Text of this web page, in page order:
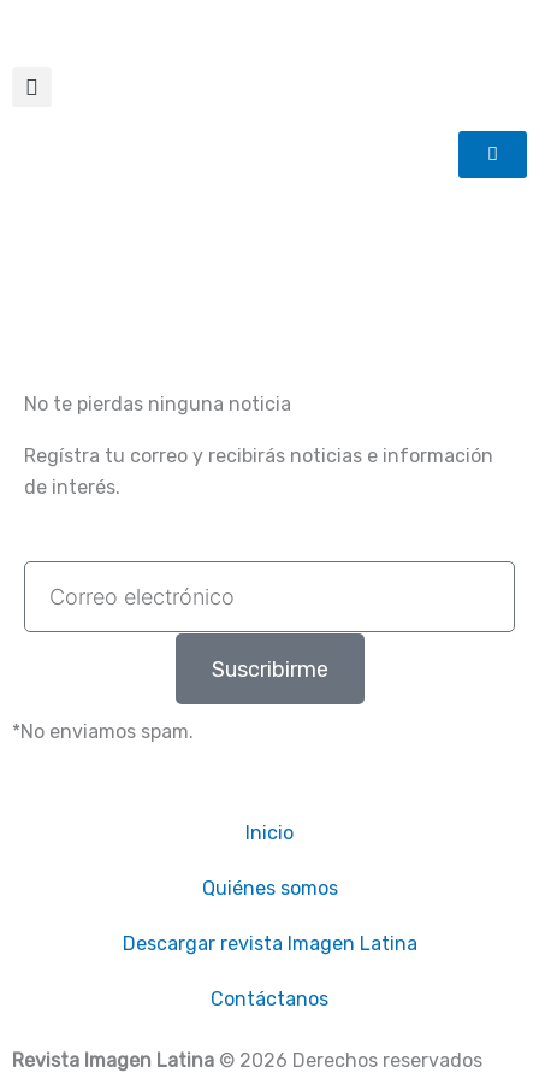
contenido
No te pierdas ninguna noticia
Regístra tu correo y recibirás noticias e información
de interés.
electrónico
Suscribirme
*No enviamos spam.
Inicio
Quiénes somos
Descargar revista Imagen Latina
Contáctanos
Revista Imagen Latina © 2026 Derechos reservados